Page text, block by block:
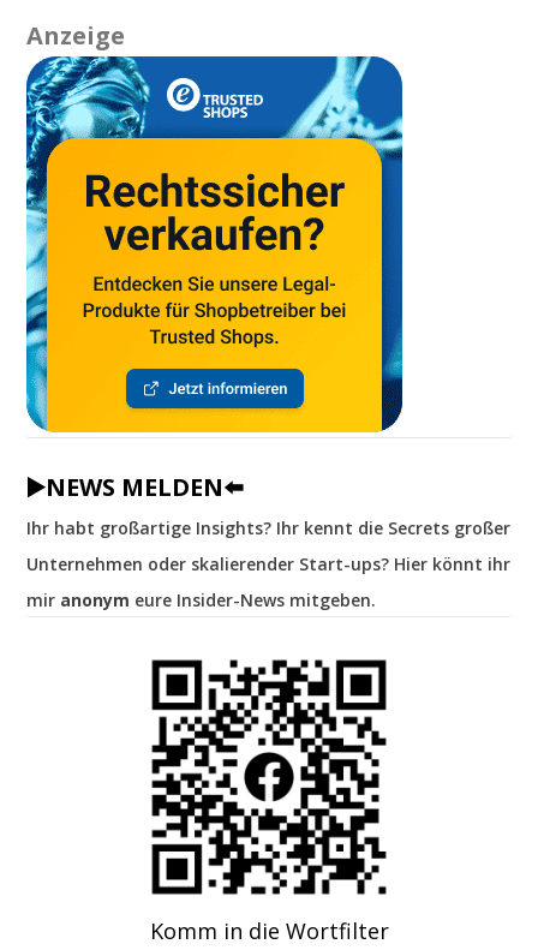
Anzeige
▶️NEWS MELDEN⬅️
Ihr habt großartige Insights? Ihr kennt die Secrets großer
Unternehmen oder skalierender Start-ups? Hier könnt ihr
mir anonym eure Insider-News mitgeben.
Komm in die Wortfilter